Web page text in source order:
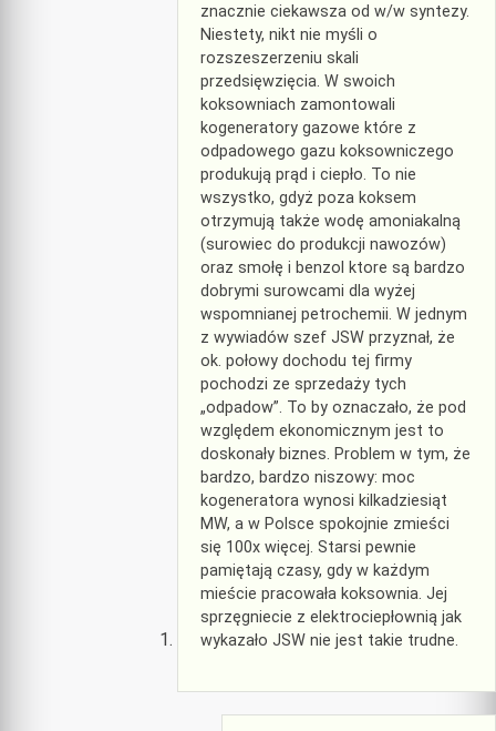
znacznie ciekawsza od w/w syntezy.
Niestety, nikt nie myśli o
rozszeszerzeniu skali
przedsięwzięcia. W swoich
koksowniach zamontowali
kogeneratory gazowe które z
odpadowego gazu koksowniczego
produkują prąd i ciepło. To nie
wszystko, gdyż poza koksem
otrzymują także wodę amoniakalną
(surowiec do produkcji nawozów)
oraz smołę i benzol ktore są bardzo
dobrymi surowcami dla wyżej
wspomnianej petrochemii. W jednym
z wywiadów szef JSW przyznał, że
ok. połowy dochodu tej firmy
pochodzi ze sprzedaży tych
„odpadow”. To by oznaczało, że pod
względem ekonomicznym jest to
doskonały biznes. Problem w tym, że
bardzo, bardzo niszowy: moc
kogeneratora wynosi kilkadziesiąt
MW, a w Polsce spokojnie zmieści
się 100x więcej. Starsi pewnie
pamiętają czasy, gdy w każdym
mieście pracowała koksownia. Jej
sprzęgniecie z elektrociepłownią jak
wykazało JSW nie jest takie trudne.